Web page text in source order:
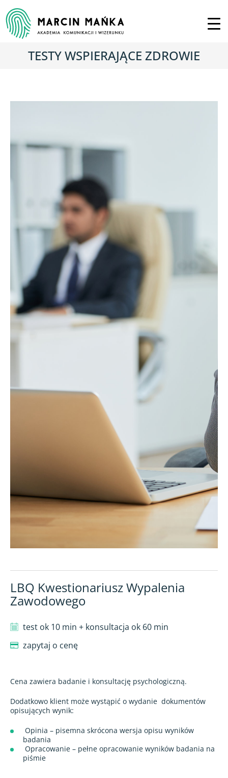
TESTY WSPIERAJĄCE ZDROWIE
LBQ Kwestionariusz Wypalenia
Zawodowego
test ok 10 min + konsultacja ok 60 min
zapytaj o cenę
Cena zawiera badanie i konsultację psychologiczną.
Dodatkowo klient może wystąpić o wydanie dokumentów
opisujących wynik:
Opinia – pisemna skrócona wersja opisu wyników
badania
Opracowanie – pełne opracowanie wyników badania na
piśmie